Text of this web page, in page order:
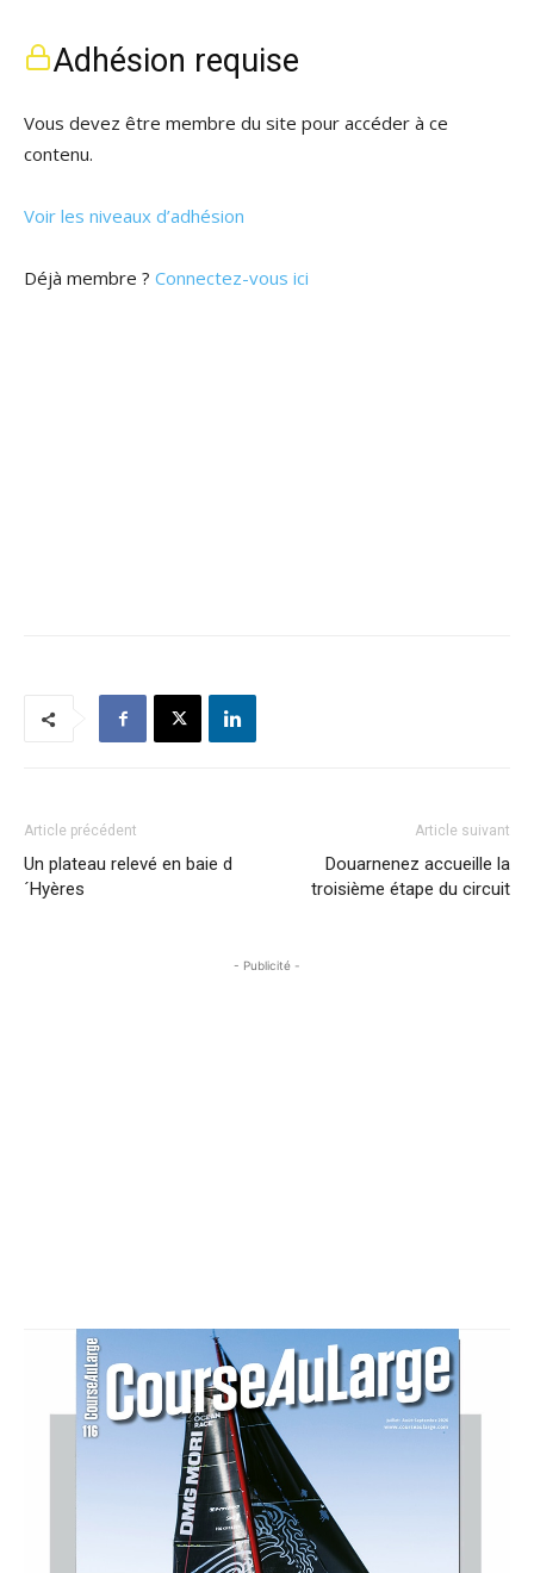
Adhésion requise
Vous devez être membre du site pour accéder à ce
contenu.
Voir les niveaux d’adhésion
Déjà membre ? Connectez-vous ici
Article précédent
Un plateau relevé en baie d
´Hyères
Article suivant
Douarnenez accueille la
troisième étape du circuit
- Publicité -